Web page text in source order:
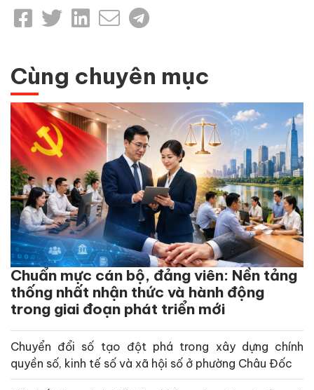
Cùng chuyên mục
Chuẩn mực cán bộ, đảng viên: Nền tảng
thống nhất nhận thức và hành động
trong giai đoạn phát triển mới
Chuyển đổi số tạo đột phá trong xây dựng chính
quyền số, kinh tế số và xã hội số ở phường Châu Đốc